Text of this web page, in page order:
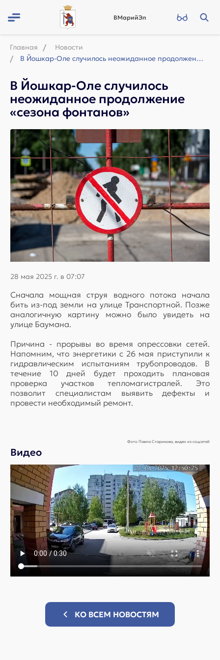
ВМарийЭл
Главная
Новости
В Йошкар-Оле случилось неожиданное продолжение «сезона фонтанов»
В Йошкар-Оле случилось
неожиданное продолжение
«сезона фонтанов»
28 мая 2025 г. в 07:07
Сначала мощная струя водного потока начала
бить из-под земли на улице Транспортной. Позже
аналогичную картину можно было увидеть на
улице Баумана.
Причина - прорывы во время опрессовки сетей.
Напомним, что энергетики с 26 мая приступили к
гидравлическим испытаниям трубопроводов. В
течение 10 дней будет проходить плановая
проверка участков тепломагистралей. Это
позволит специалистам выявить дефекты и
провести необходимый ремонт.
Фото Павла Старикова, видео из соцсетей
Видео
КО ВСЕМ НОВОСТЯМ